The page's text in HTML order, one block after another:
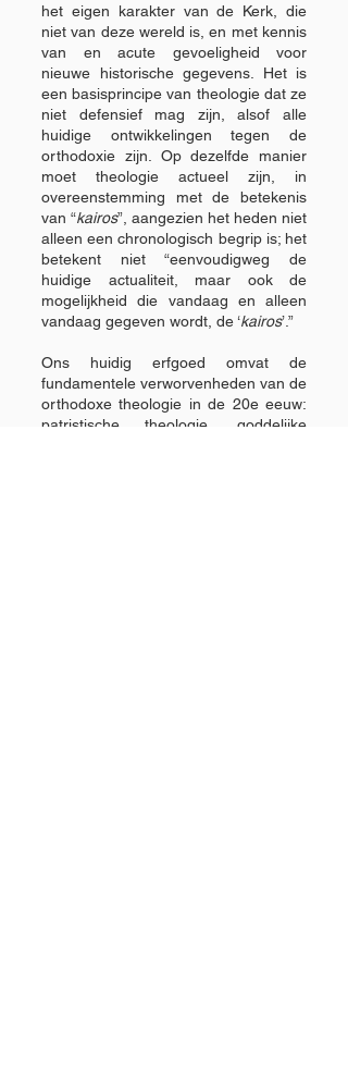
het eigen karakter van de Kerk, die
niet van deze wereld is, en met kennis
van en acute gevoeligheid voor
nieuwe historische gegevens. Het is
een basisprincipe van theologie dat ze
niet defensief mag zijn, alsof alle
huidige ontwikkelingen tegen de
orthodoxie zijn. Op dezelfde manier
moet theologie actueel zijn, in
overeenstemming met de betekenis
van “kairos”, aangezien het heden niet
alleen een chronologisch begrip is; het
betekent niet “eenvoudigweg de
huidige actualiteit, maar ook de
mogelijkheid die vandaag en alleen
vandaag gegeven wordt, de ‘kairos’.”
Ons huidig erfgoed omvat de
fundamentele verworvenheden van de
orthodoxe theologie in de 20e eeuw:
patristische theologie, goddelijke